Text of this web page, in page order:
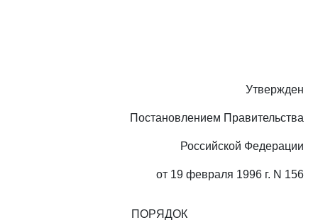
Утвержден
Постановлением Правительства
Российской Федерации
от 19 февраля 1996 г. N 156
ПОРЯДОК